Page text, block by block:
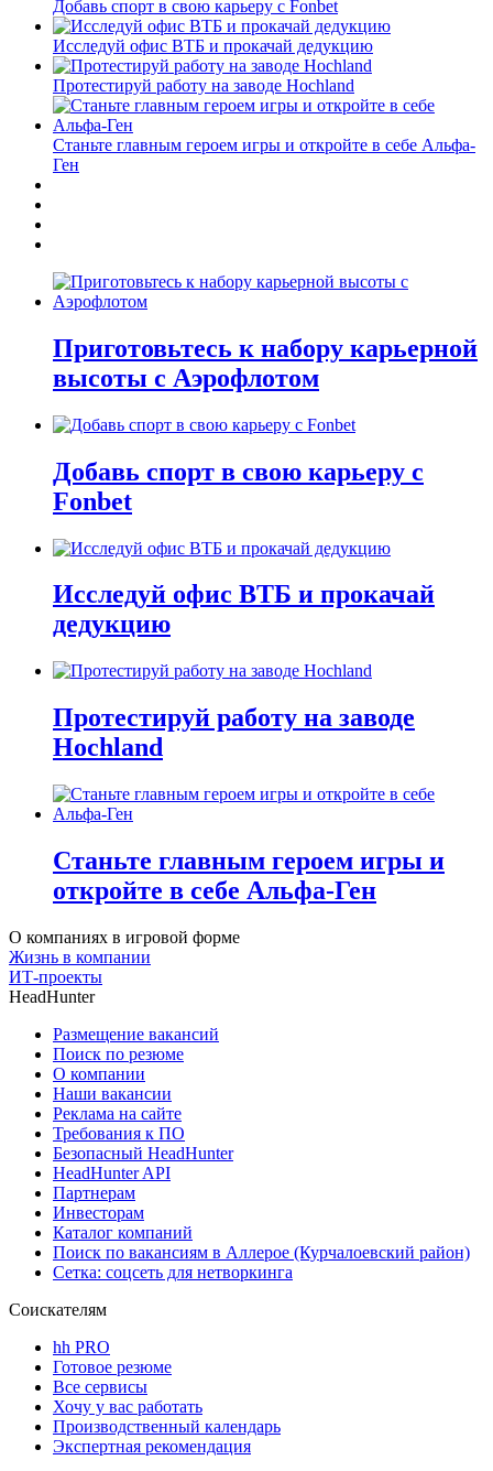
Добавь спорт в свою карьеру с Fonbet
Исследуй офис ВТБ и прокачай дедукцию
Протестируй работу на заводе Hochland
Станьте главным героем игры и откройте в себе Альфа-
Ген
Приготовьтесь к набору карьерной
высоты с Аэрофлотом
Добавь спорт в свою карьеру с
Fonbet
Исследуй офис ВТБ и прокачай
дедукцию
Протестируй работу на заводе
Hochland
Станьте главным героем игры и
откройте в себе Альфа-Ген
О компаниях в игровой форме
Жизнь в компании
ИТ-проекты
HeadHunter
Размещение вакансий
Поиск по резюме
О компании
Наши вакансии
Реклама на сайте
Требования к ПО
Безопасный HeadHunter
HeadHunter API
Партнерам
Инвесторам
Каталог компаний
Поиск по вакансиям в Аллерое (Курчалоевский район)
Сетка: соцсеть для нетворкинга
Соискателям
hh PRO
Готовое резюме
Все сервисы
Хочу у вас работать
Производственный календарь
Экспертная рекомендация